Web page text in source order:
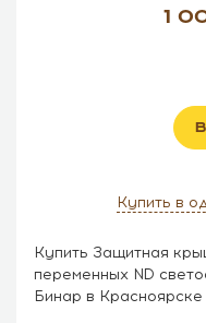
1
Купить в
Купить Защитная
переменных ND
Бинар в